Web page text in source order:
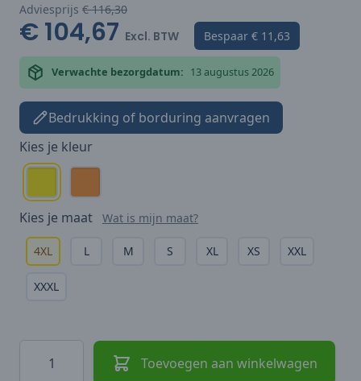
Adviesprijs € 116,30
€ 104,67 Excl. BTW Bespaar € 11,63
Verwachte bezorgdatum: 13 augustus 2026
Bedrukking of borduring aanvragen
Kies je kleur
Kies je maat Wat is mijn maat?
4XL L M S XL XS XXL
XXXL
Hoeveelheid
Toevoegen aan winkelwagen